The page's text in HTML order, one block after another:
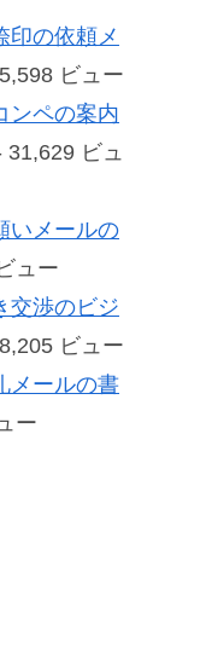
印の依頼メ
ビュー
ンペの案内
31,629 ビュ
いメールの
ュー
交渉のビジ
ビュー
メールの書
ー